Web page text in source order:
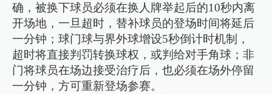
确，被换下球员必须在换人牌举起后的10秒内离
开场地，一旦超时，替补球员的登场时间将延后
一分钟；球门球与界外球增设5秒倒计时机制，
超时将直接判罚转换球权，或判给对手角球；非
门将球员在场边接受治疗后，也必须在场外停留
一分钟，方可重新登场参赛。